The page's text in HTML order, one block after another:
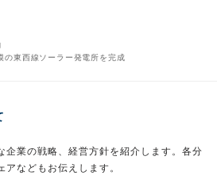
の東西線ソーラー発電所を完成
企業の戦略、経営方針を紹介します。各分
などもお伝えします。